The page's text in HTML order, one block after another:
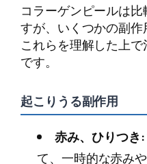
コラーゲンピールは
すが、いくつかの副作
これらを理解した上
です。
起こりうる副作用
赤み、ひりつき:
て、一時的な赤み